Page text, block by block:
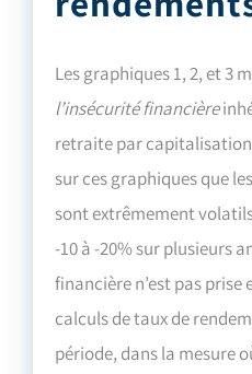
Les graphiques 1, 2, et 3
l’insécurité financière
retraite par
sur ces graphiques que
sont extrêmement
-10 à -20% sur plusieurs
financière n’est pas prise
calculs de taux de
période, dans la mesure